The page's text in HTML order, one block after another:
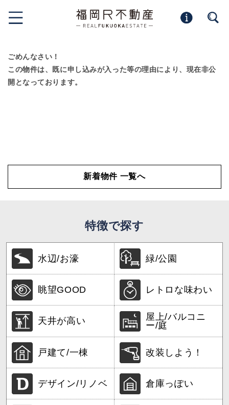
ごめんなさい！
この物件は、既に申し込みが入った等の理由により、現在非公
開となっております。
新着物件 一覧へ
特徴で探す
水辺/お濠 緑/公園
眺望GOOD レトロな味わい
天井が高い
屋上/バルコニ
ー/庭
戸建て/一棟 改装しよう！
デザイン/リノベ 倉庫っぽい